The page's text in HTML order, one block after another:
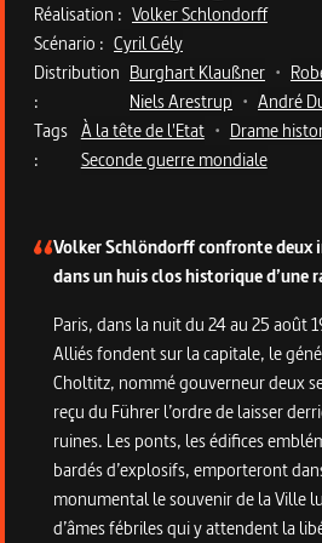
Réalisation : Volker Schlondorff
Scénario : Cyril Gély
Distribution
:
Burghart Klaußner •
Niels Arestrup • André
Tags
:
À la tête de l'Etat • Drame
Seconde guerre mondiale
Volker Schlöndorff confronte deux
dans un huis clos historique d’une
Paris, dans la nuit du 24 au 25 août
Alliés fondent sur la capitale, le
Choltitz, nommé gouverneur deux
reçu du Führer l’ordre de laisser
ruines. Les ponts, les édifices
bardés d’explosifs, emporteront
monumental le souvenir de la Ville
d’âmes fébriles qui y attendent la